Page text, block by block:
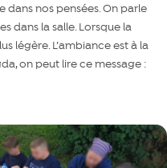
nos pensées. On parle
dans la salle. Lorsque la
légère. L’ambiance est à la
on peut lire ce message :